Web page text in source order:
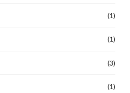
(1)
(1)
(3)
(1)